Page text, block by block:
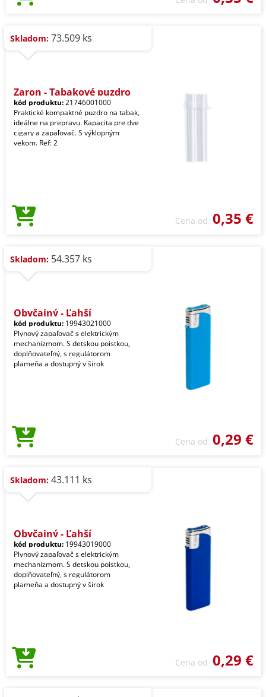
Skladom: 73.509 ks
Zaron - Tabakové puzdro
kód produktu:21746001000
Praktické kompaktné puzdro na tabak,
ideálne na prepravu. Kapacita pre dve
cigary a zapaľovač. S výklopným
vekom. Ref: 2
Cena od 0,35 €
Skladom: 54.357 ks
Obyčajný - Ľahší
kód produktu: 19943021000
Plynový zapaľovač s elektrickým
mechanizmom. S detskou poistkou,
doplňovateľný, s regulátorom
plameňa a dostupný v širok
Cena od 0,29 €
Skladom: 43.111 ks
Obyčajný - Ľahší
kód produktu: 19943019000
Plynový zapaľovač s elektrickým
mechanizmom. S detskou poistkou,
doplňovateľný, s regulátorom
plameňa a dostupný v širok
Cena od 0,29 €